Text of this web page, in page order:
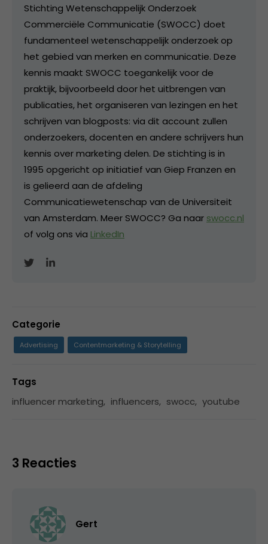
Stichting Wetenschappelijk Onderzoek
Commerciële Communicatie (SWOCC) doet
fundamenteel wetenschappelijk onderzoek op
het gebied van merken en communicatie. Deze
kennis maakt SWOCC toegankelijk voor de
praktijk, bijvoorbeeld door het uitbrengen van
publicaties, het organiseren van lezingen en het
schrijven van blogposts: via dit account zullen
onderzoekers, docenten en andere schrijvers hun
kennis over marketing delen. De stichting is in
1995 opgericht op initiatief van Giep Franzen en
is gelieerd aan de afdeling
Communicatiewetenschap van de Universiteit
van Amsterdam. Meer SWOCC? Ga naar swocc.nl
of volg ons via LinkedIn
Categorie
Advertising Contentmarketing & Storytelling
Tags
influencer marketing, influencers, swocc, youtube
3 Reacties
Gert